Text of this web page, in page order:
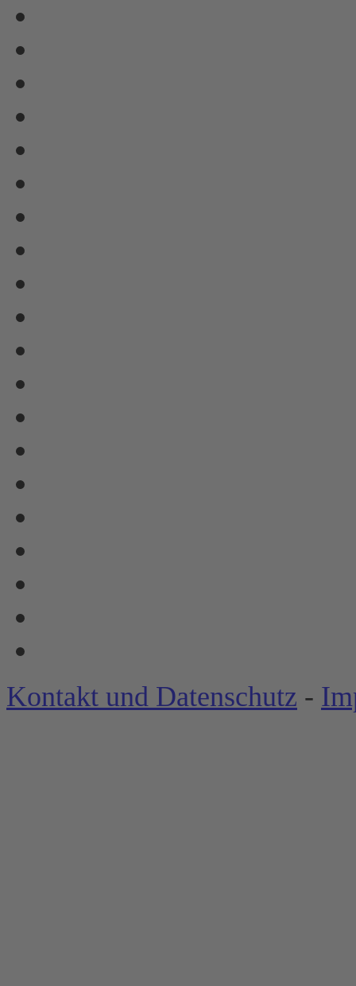
Kontakt und Datenschutz -